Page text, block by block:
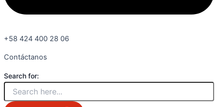
+58 424 400 28 06
Contáctanos
Search for: